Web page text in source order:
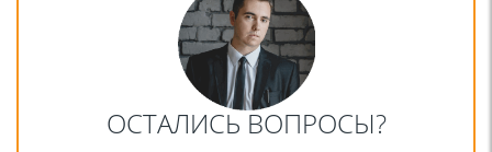
ОСТАЛИСЬ ВОПРОСЫ?